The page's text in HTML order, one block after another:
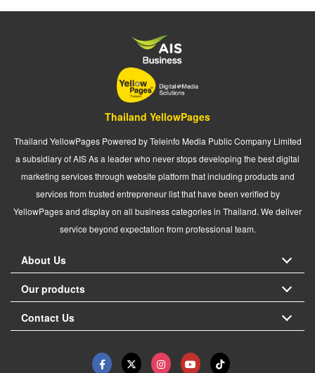
Thailand YellowPages
Thailand YellowPages Powered by Teleinfo Media Public Company Limited
a subsidiary of AIS As a leader who never stops developing the best digital
marketing services through website platform that including products and
services from trusted entrepreneur list that have been verified by
YellowPages and display on all business categories in Thailand. We deliver
service beyond expectation from professional team.
About Us
Our products
Contact Us